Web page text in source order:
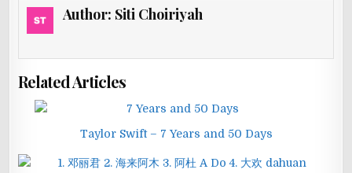
Author: Siti Choiriyah
Related Articles
Taylor Swift – 7 Years and 50 Days